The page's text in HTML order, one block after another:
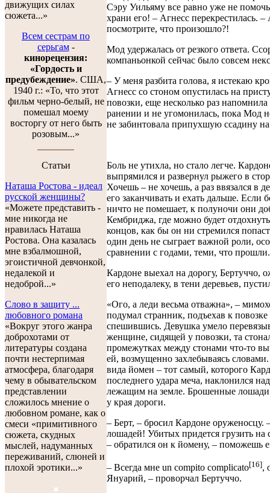
движущих силах
сюжета...»
Всем сестрам по
серьгам-
кинорецензия:
«Гордость и
предубеждение». США,
1940 г.: «То, что этот
фильм черно-белый, не
помешал моему
восторгу от него быть
розовым...»
Статьи
Наташа Ростова - идеал
русской женщины?
«Можете представить -
мне никогда не
нравилась Наташа
Ростова. Она казалась
мне взбалмошной,
эгоистичной девчонкой,
недалекой и
недоброй...»
Слово в защиту ...
любовного романа
«Вокруг этого жанра
доброхотами от
литературы создана
почти нестерпимая
атмосфера, благодаря
чему в обывательском
представлении
сложилось мнение о
любовном романе, как о
смеси «примитивного
сюжета, скудных
мыслей, надуманных
переживаний, слюней и
плохой эротики...»
Сэру Уильяму все равно уже не
храни его! – Агнесс перекрестилась. –
посмотрите, что произошло?!
Мод удержалась от резкого ответа.
компаньонкой сейчас было совсем
– У меня разбита голова, я истекаю
Агнесс со стоном опустилась на
повозки, еще несколько раз напомнила
ранении и не угомонилась, пока Мод
не забинтовала припухшую ссадину на
Боль не утихла, но стало легче.
выпрямился и развернул рыжего в
Хочешь – не хочешь, а раз ввязался в
его заканчивать и ехать дальше. Если
ничто не помешает, к полуночи они
Кембриджа, где можно будет
концов, как бы он ни стремился
один день не сыграет важной роли,
сравнении с годами, теми, что прошли.
Кардоне выехал на дорогу, Бертуччо,
его неподалеку, в тени деревьев,
«Ого, а леди весьма отважна», –
подумал странник, подъехав к повозке
спешившись. Девушка умело
женщине, сидящей у повозки, та
промежутках между стонами что-то
ей, возмущенно захлебываясь
вида йомен – тот самый, которого
последнего удара меча, наклонился
лежащим на земле. Брошенные лошади
у края дороги.
– Берт, – бросил Кардоне оруженосцу.
лошадей! Убитых придется грузить на
– обратился он к йомену, – поможешь
– Всегда мне un compito complicato[16],
Януарий, – проворчал Бертуччо.